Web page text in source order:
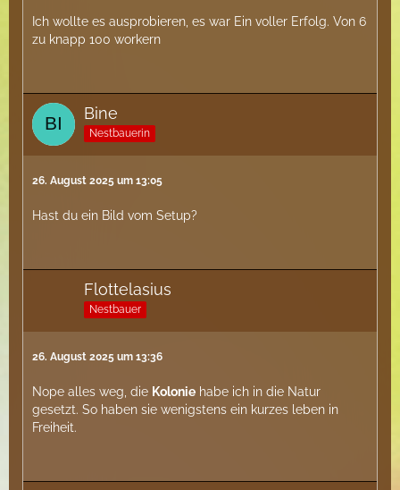
Ich wollte es ausprobieren, es war Ein voller Erfolg. Von 6
zu knapp 100 workern
Bine
Nestbauerin
26. August 2025 um 13:05
Hast du ein Bild vom Setup?
Flottelasius
Nestbauer
26. August 2025 um 13:36
Nope alles weg, die Kolonie habe ich in die Natur
gesetzt. So haben sie wenigstens ein kurzes leben in
Freiheit.